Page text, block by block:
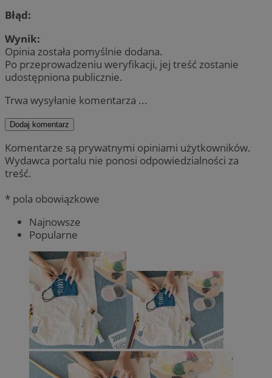
Błąd:
Wynik:
Opinia została pomyślnie dodana.
Po przeprowadzeniu weryfikacji, jej treść zostanie
udostępniona publicznie.
Trwa wysyłanie komentarza ...
Dodaj komentarz
Komentarze są prywatnymi opiniami użytkowników.
Wydawca portalu nie ponosi odpowiedzialności za
treść.
* pola obowiązkowe
Najnowsze
Popularne